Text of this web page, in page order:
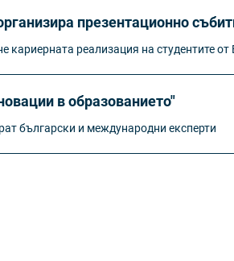
презентационно
кариерната реализация на студентите
в образованието"
български и международни експерти